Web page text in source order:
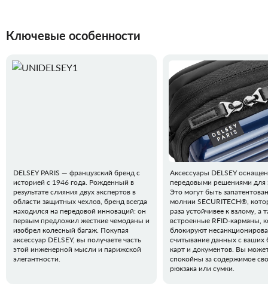
Ключевые особенности
DELSEY PARIS — французский бренд с
историей с 1946 года. Рожденный в
результате слияния двух экспертов в
области защитных чехлов, бренд всегда
находился на передовой инноваций: он
первым предложил жесткие чемоданы и
изобрел колесный багаж. Покупая
аксессуар DELSEY, вы получаете часть
этой инженерной мысли и парижской
элегантности.
Аксессуары DELSEY
передовыми решениями для
Это могут быть
молнии SECURITECH®,
раза устойчивее к взлому, а
встроенные RFID-карманы,
блокируют
считывание данных с ваших
карт и документов. Вы
спокойны за содержимое
рюкзака или сумки.